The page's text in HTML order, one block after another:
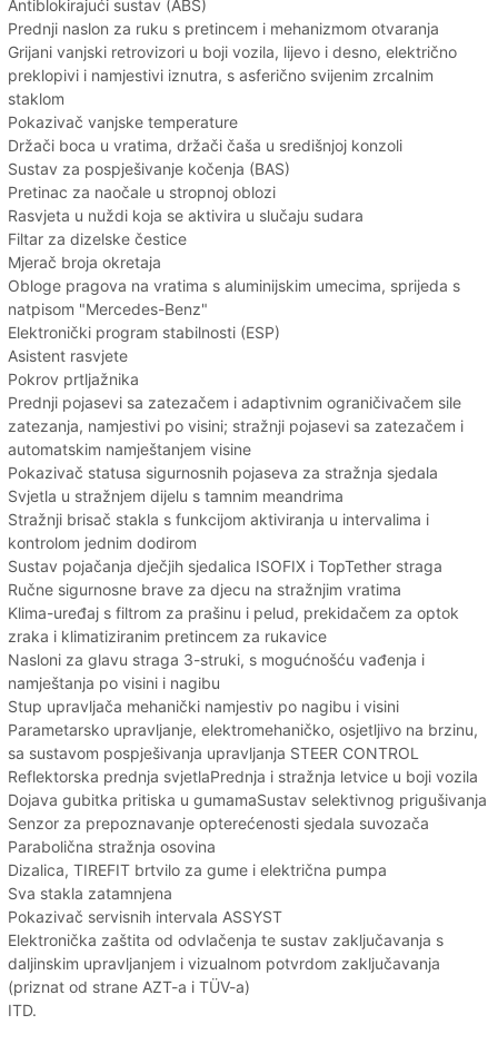
Antiblokirajući sustav (ABS)
Prednji naslon za ruku s pretincem i mehanizmom otvaranja
Grijani vanjski retrovizori u boji vozila, lijevo i desno, električno
preklopivi i namjestivi iznutra, s asferično svijenim zrcalnim
staklom
Pokazivač vanjske temperature
Držači boca u vratima, držači čaša u središnjoj konzoli
Sustav za pospješivanje kočenja (BAS)
Pretinac za naočale u stropnoj oblozi
Rasvjeta u nuždi koja se aktivira u slučaju sudara
Filtar za dizelske čestice
Mjerač broja okretaja
Obloge pragova na vratima s aluminijskim umecima, sprijeda s
natpisom "Mercedes-Benz"
Elektronički program stabilnosti (ESP)
Asistent rasvjete
Pokrov prtljažnika
Prednji pojasevi sa zatezačem i adaptivnim ograničivačem sile
zatezanja, namjestivi po visini; stražnji pojasevi sa zatezačem i
automatskim namještanjem visine
Pokazivač statusa sigurnosnih pojaseva za stražnja sjedala
Svjetla u stražnjem dijelu s tamnim meandrima
Stražnji brisač stakla s funkcijom aktiviranja u intervalima i
kontrolom jednim dodirom
Sustav pojačanja dječjih sjedalica ISOFIX i TopTether straga
Ručne sigurnosne brave za djecu na stražnjim vratima
Klima-uređaj s filtrom za prašinu i pelud, prekidačem za optok
zraka i klimatiziranim pretincem za rukavice
Nasloni za glavu straga 3-struki, s mogućnošću vađenja i
namještanja po visini i nagibu
Stup upravljača mehanički namjestiv po nagibu i visini
Parametarsko upravljanje, elektromehaničko, osjetljivo na brzinu,
sa sustavom pospješivanja upravljanja STEER CONTROL
Reflektorska prednja svjetlaPrednja i stražnja letvice u boji vozila
Dojava gubitka pritiska u gumamaSustav selektivnog prigušivanja
Senzor za prepoznavanje opterećenosti sjedala suvozača
Parabolična stražnja osovina
Dizalica, TIREFIT brtvilo za gume i električna pumpa
Sva stakla zatamnjena
Pokazivač servisnih intervala ASSYST
Elektronička zaštita od odvlačenja te sustav zaključavanja s
daljinskim upravljanjem i vizualnom potvrdom zaključavanja
(priznat od strane AZT-a i TÜV-a)
ITD.